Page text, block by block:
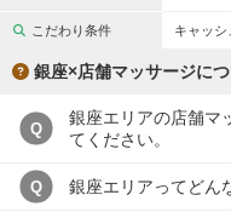
フットバスあり
専用駐車場あり
スタッフ指名可
こだわり条件 キャッ
銀座×店舗マッサージに
Q
銀座エリアの店舗マ
てください。
Q 銀座エリアってどん